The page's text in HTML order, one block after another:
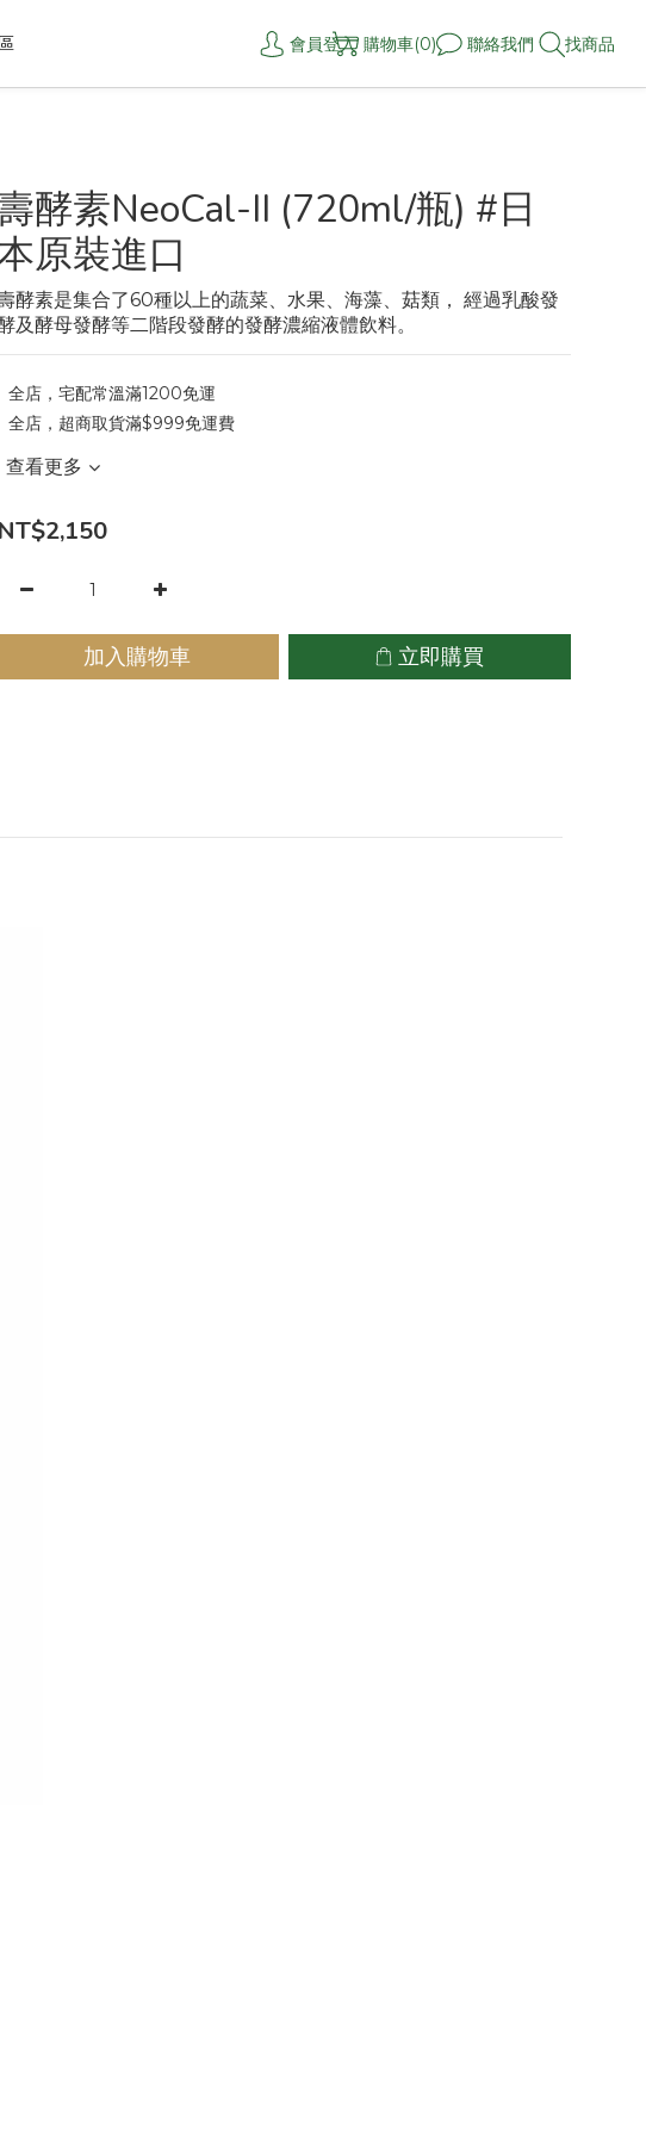
會員登入 購物車(0) 聯絡我們 找商品
酵素NeoCal-II (720ml/瓶) #日
原裝進口
酵素是集合了60種以上的蔬菜、水果、海藻、菇類， 經過乳酸發
及酵母發酵等二階段發酵的發酵濃縮液體飲料。
全店，宅配常溫滿1200免運
全店，超商取貨滿$999免運費
查看更多
NT$2,150
加入購物車 立即購買